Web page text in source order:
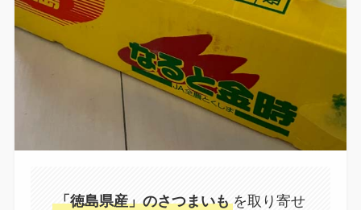
「徳島県産」のさつまいも を取り寄せ